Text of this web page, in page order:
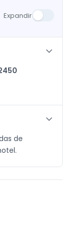
Expandir
de